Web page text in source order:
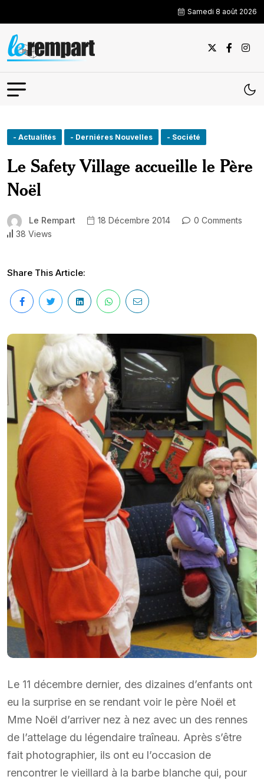
Samedi 8 août 2026
- Actualités - Derniéres Nouvelles - Société
Le Safety Village accueille le Père
Noël
Le Rempart 18 Décembre 2014
0 Comments
38 Views
Share This Article:
Le 11 décembre dernier, des dizaines d’enfants ont
eu la surprise en se rendant voir le père Noël et
Mme Noël d’arriver nez à nez avec un des rennes
de l’attelage du légendaire traîneau. Après s’être
fait photographier, ils ont eu l’occasion de
rencontrer le vieillard à la barbe blanche qui, pour